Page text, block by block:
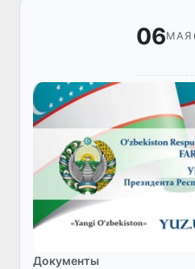
06МАЯ
Документы